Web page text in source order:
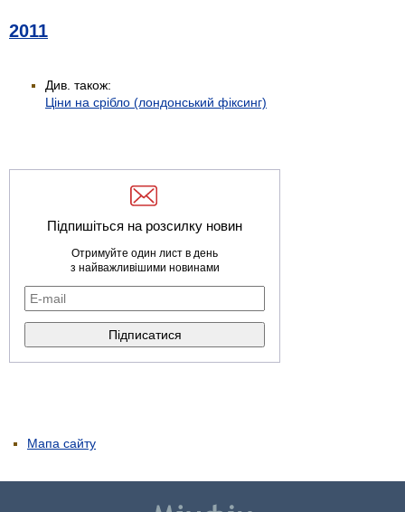
2011
Див. також:
Ціни на срібло (лондонський фіксинг)
Підпишіться на розсилку новин
Отримуйте один лист в день
з найважливішими новинами
Мапа сайту